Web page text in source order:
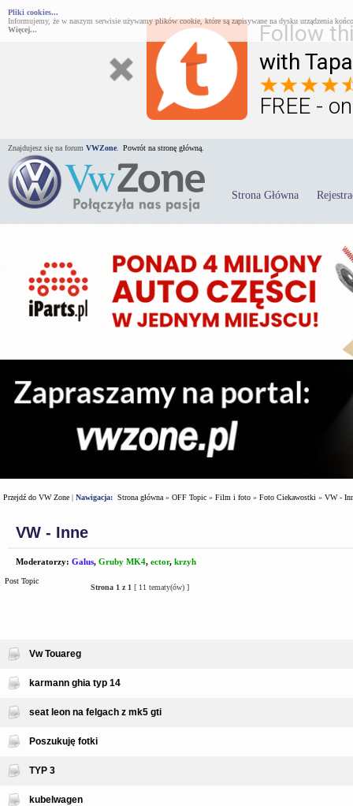
Follow
with
FREE -
Pliki cookies...
Informujemy, że w naszym serwisie używamy plików cookie, które są zapisywane na dysku urządzenia
Więcej...
Znajdujesz się na forum VWZone Powrót na stronę główną.
Strona Główna
Przejdź do VW Zone | Nawigacja: Strona główna » OFF Topic » Film i foto » Foto Ciekawostki » VW -
VW - Inne
Moderatorzy: Galus, Gruby MK4, ector, krzyh
Post Topic
Strona 1 z 1 [ 11 tematy(ów) ]
Vw Touareg
karmann ghia typ 14
seat leon na felgach z mk5 gti
Poszukuję fotki
TYP 3
kubelwagen